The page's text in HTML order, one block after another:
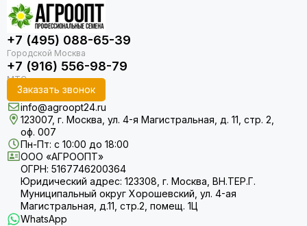
+7 (495) 088-65-39
+7 (916) 556-98-79
Заказать звонок
info@agroopt24.ru
123007, г. Москва, ул. 4-я Магистральная, д. 11, стр. 2,
оф. 007
Пн-Пт: с 10:00 до 18:00
ООО «АГРООПТ»
ОГРН: 5167746200364
Юридический адрес: 123308, г. Москва, ВН.ТЕР.Г.
Муниципальный округ Хорошевский, ул. 4-ая
Магистральная, д.11, стр.2, помещ. 1Ц
WhatsApp